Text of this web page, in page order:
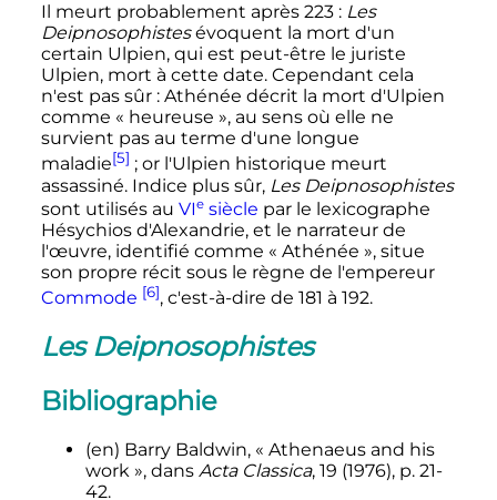
Il meurt probablement après 223 : Les
Deipnosophistesévoquent la mort d'un
certain Ulpien, qui est peut-être le juriste
Ulpien, mort à cette date. Cependant cela
n'est pas sûr : Athénée décrit la mort d'Ulpien
comme « heureuse », au sens où elle ne
survient pas au terme d'une longue
maladie[5] ; or l'Ulpien historique meurt
assassiné. Indice plus sûr, Les Deipnosophistes
sont utilisés au VIesiècle par le lexicographe
Hésychios d'Alexandrie, et le narrateur de
l'œuvre, identifié comme « Athénée », situe
son propre récit sous le règne de l'empereur
Commode [6], c'est-à-dire de 181 à 192.
Les Deipnosophistes
Bibliographie
(en) Barry Baldwin, « Athenaeus and his
work », dans Acta Classica, 19 (1976), p. 21-
42.